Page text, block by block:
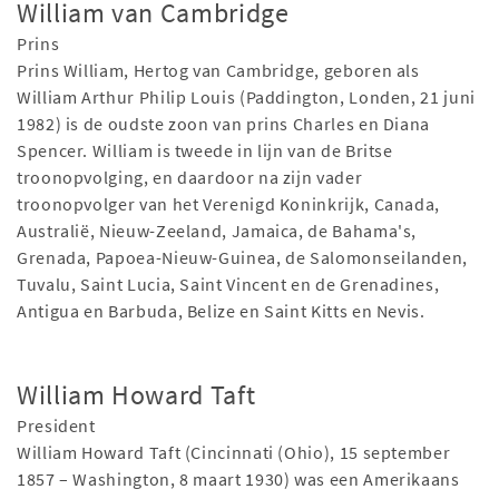
William van Cambridge
Prins
Prins William, Hertog van Cambridge, geboren als
William Arthur Philip Louis (Paddington, Londen, 21 juni
1982) is de oudste zoon van prins Charles en Diana
Spencer. William is tweede in lijn van de Britse
troonopvolging, en daardoor na zijn vader
troonopvolger van het Verenigd Koninkrijk, Canada,
Australië, Nieuw-Zeeland, Jamaica, de Bahama's,
Grenada, Papoea-Nieuw-Guinea, de Salomonseilanden,
Tuvalu, Saint Lucia, Saint Vincent en de Grenadines,
Antigua en Barbuda, Belize en Saint Kitts en Nevis.
William Howard Taft
President
William Howard Taft (Cincinnati (Ohio), 15 september
1857 – Washington, 8 maart 1930) was een Amerikaans